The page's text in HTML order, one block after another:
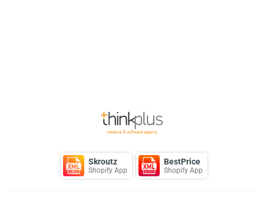
Skroutz
Shopify App
BestPrice
Shopify App